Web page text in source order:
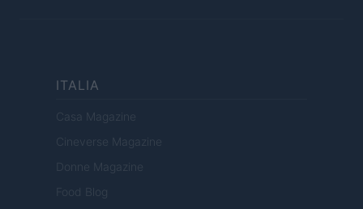
ITALIA
Casa Magazine
Cineverse Magazine
Donne Magazine
Food Blog